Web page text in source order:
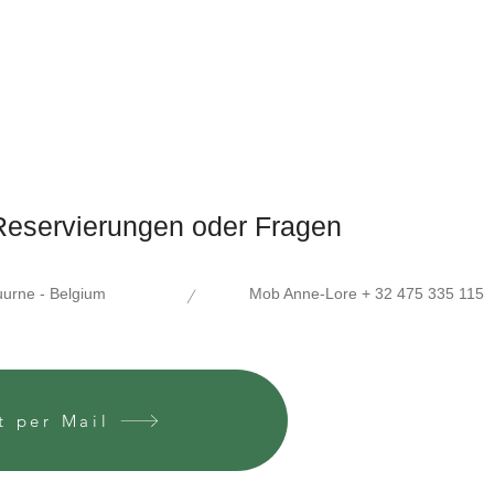
oder Fragen
- Belgium Mob Anne-Lore + 32 475 335 115
/
per Mail